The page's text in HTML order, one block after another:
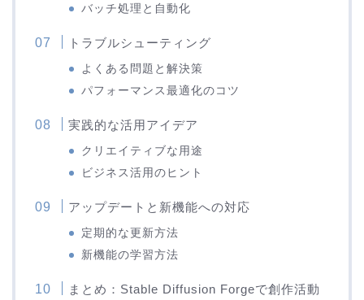
バッチ処理と自動化
トラブルシューティング
よくある問題と解決策
パフォーマンス最適化のコツ
実践的な活用アイデア
クリエイティブな用途
ビジネス活用のヒント
アップデートと新機能への対応
定期的な更新方法
新機能の学習方法
まとめ：Stable Diffusion Forgeで創作活動